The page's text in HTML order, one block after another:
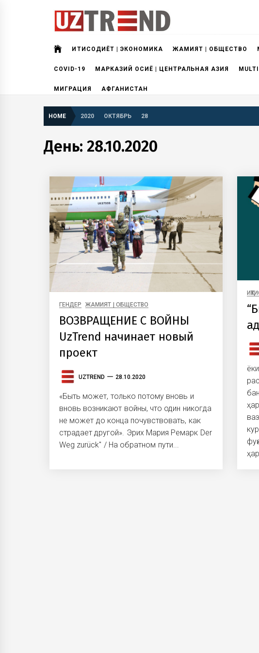
uztrend
ИҚТИСОДИЁТ | ЭКОНОМИКА ЖАМИЯТ | ОБЩЕСТВО
COVID-19 МАРКАЗИЙ ОСИЁ | ЦЕНТРАЛЬНАЯ АЗИЯ
МИГРАЦИЯ АФГАНИСТАН
HOME 2020 ОКТЯБРЬ 28
День:28.10.2020
ГЕНДЕР ЖАМИЯТ | ОБЩЕСТВО
ВОЗВРАЩЕНИЕ С ВОЙНЫ
UzTrend начинает новый
проект
UZTREND 28.10.2020
«Быть может, только потому вновь и
вновь возникают войны, что один никогда
не может до конца почувствовать, как
страдает другой». Эрих Мария Ремарк Der
Weg zurück" / На обратном пути...